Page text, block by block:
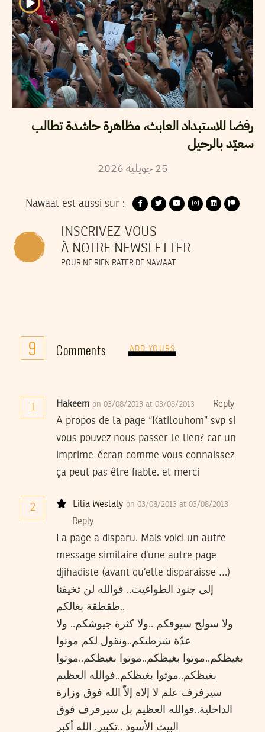
رفضا للاستبداد العابث، مظاهرة حاشدة تطالب
سعيّد بالرحيل
25 جويلية2026
Nawaat est aussi sur :
INSCRIVEZ-VOUS
À NOTRE NEWSLETTER
POUR NE RIEN RATER DE NAWAAT
9 Comments ADD YOURS
1 Hakeem on 03/08/2013 at 03/08/2013 Reply
A propos de la page “Katilouhom” svp si
vous pouvez nous passer le lien? car un
imprime-écran comme vous connaissez
ça peut pas être fiable. et merci
2 Lilia Weslaty on 03/08/2013 at 03/08/2013
Reply
La page a disparu. Mais voici un autre
message similaire d’une autre page
djihadiste (avant qu’elle disparaisse …)
إلى جنود الطواغيت.. فوالله لن تخيفنا
طقطقة بغالكم..
ولا سولج سيوفكم ..ولا كثرة جيوشكم.. ولا
عدّة شرطتكم..ونقول لكم موتوا
بغيظكم..موتوا بغيظكم..موتوا بغيظكم..موتوا
بغيظكم..موتوا بغيظكم..فوالله العظيم
سيرفرف علم لا إلاه إلاّ الله فوق وزارة
الداخلية..فوالله العظيم بل سيرفرف فوق
البيت الأسود ..تكبير. الله أكبر